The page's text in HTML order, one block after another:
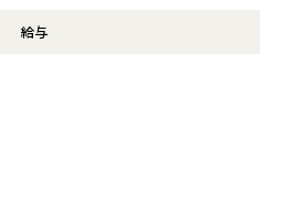
給与